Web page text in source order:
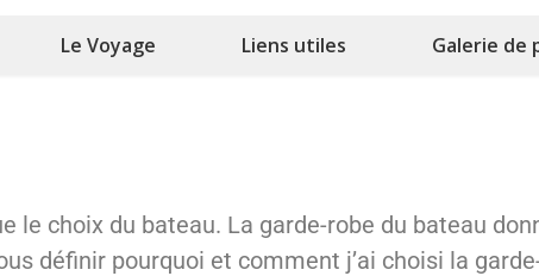
Le Voyage Liens utiles Galerie de
le choix du bateau. La garde-robe du bateau
définir pourquoi et comment j’ai choisi la